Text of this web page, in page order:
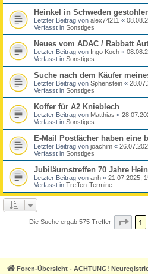
Heinkel in Schweden
Letzter Beitrag von alex74211 «
Verfasst in Sonstiges
Neues vom ADAC / Rabbatt
Letzter Beitrag von Ingo Koch «
Verfasst in Sonstiges
Suche nach dem Käufer
Letzter Beitrag von Sphenstein «
Verfasst in Sonstiges
Koffer für A2 Knieblech
Letzter Beitrag von Matthias «
Verfasst in Sonstiges
E-Mail Postfächer haben eine
Letzter Beitrag von joachim «
Verfasst in Sonstiges
Jubiläumstreffen 70 Jahre
Letzter Beitrag von anh « 21.07.2025,
Verfasst in Treffen-Termine
Die Suche ergab 575 Treffer Seite
1
Foren-Übersicht - ACHTUNG!